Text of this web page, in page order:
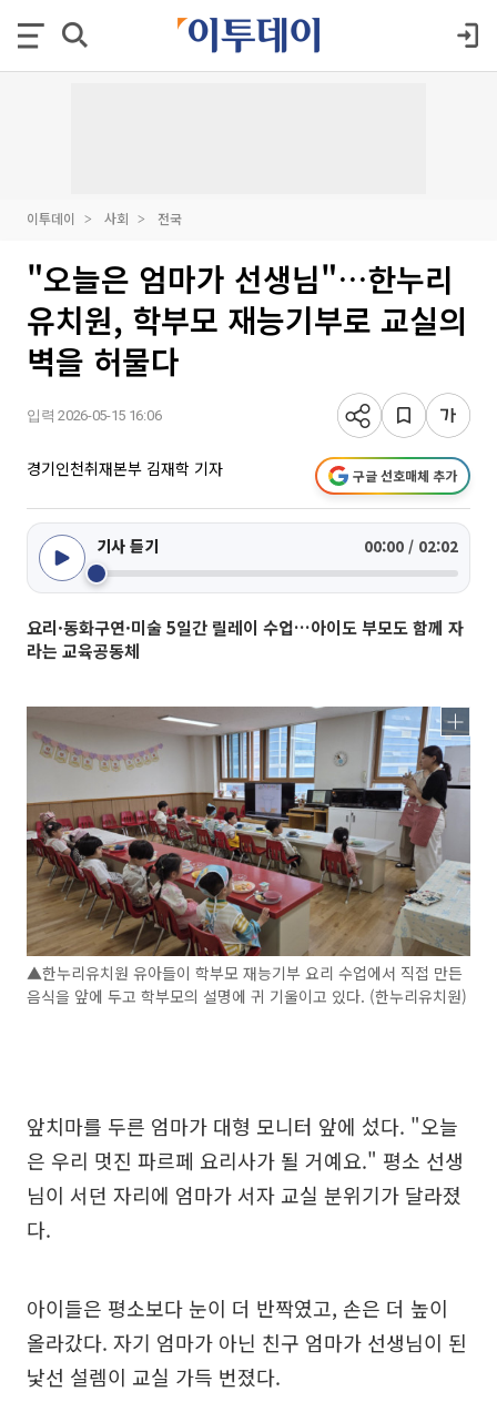
이투데이 사회 전국
"오늘은 엄마가 선생님"…한누리
유치원, 학부모 재능기부로 교실의
벽을 허물다
입력 2026-05-15 16:06
경기인천취재본부 김재학 기자 구글 선호매체 추가
기사 듣기 00:00 / 02:02
요리·동화구연·미술 5일간 릴레이 수업…아이도 부모도 함께 자
라는 교육공동체
▲한누리유치원 유아들이 학부모 재능기부 요리 수업에서 직접 만든
음식을 앞에 두고 학부모의 설명에 귀 기울이고 있다. (한누리유치원)
앞치마를 두른 엄마가 대형 모니터 앞에 섰다. "오늘
은 우리 멋진 파르페 요리사가 될 거예요." 평소 선생
님이 서던 자리에 엄마가 서자 교실 분위기가 달라졌
다.
아이들은 평소보다 눈이 더 반짝였고, 손은 더 높이
올라갔다. 자기 엄마가 아닌 친구 엄마가 선생님이 된
낯선 설렘이 교실 가득 번졌다.